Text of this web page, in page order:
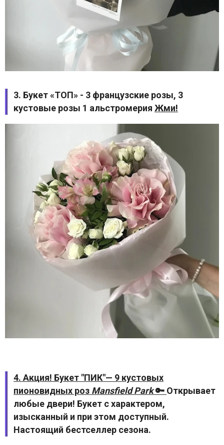
3. Букет «ТОП» - 3 французские розы, 3
кустовые розы 1 альстромерия Жми!
4. Акция! Букет "ПИК"— 9 кустовых
пионовидных роз Mansfield Park🔑 Открывает
любые двери! Букет с характером,
изысканный и при этом доступный.
Настоящий бестселлер сезона.